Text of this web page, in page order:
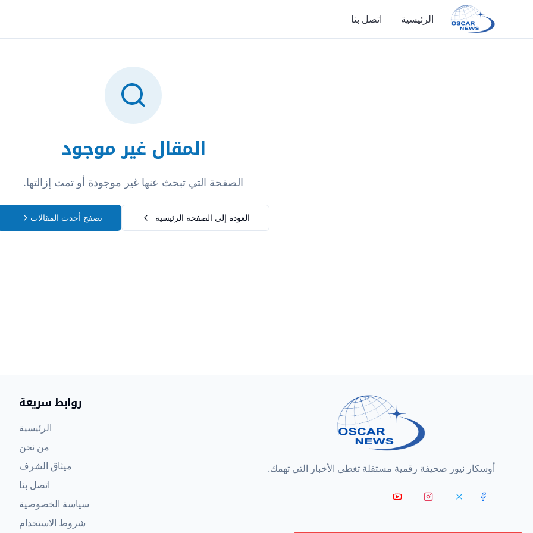
الرئيسية اتصل بنا
المقال غير موجود
الصفحة التي تبحث عنها غير موجودة أو تمت إزالتها.
العودة إلى الصفحة الرئيسية تصفح أحدث المقالات
أوسكار نيوز صحيفة رقمية مستقلة تغطي الأخبار التي تهمك.
روابط سريعة
الرئيسية
من نحن
ميثاق الشرف
اتصل بنا
سياسة الخصوصية
شروط الاستخدام